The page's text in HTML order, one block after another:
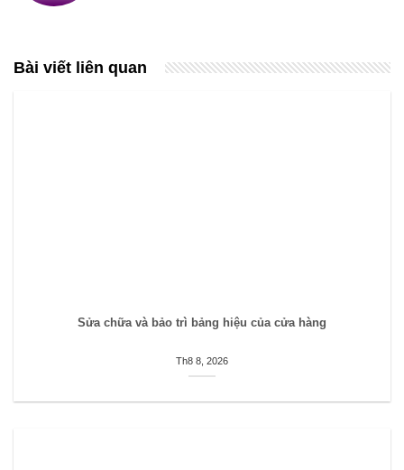
Bài viết liên quan
Sửa chữa và bảo trì bảng hiệu của cửa hàng
Th8 8, 2026